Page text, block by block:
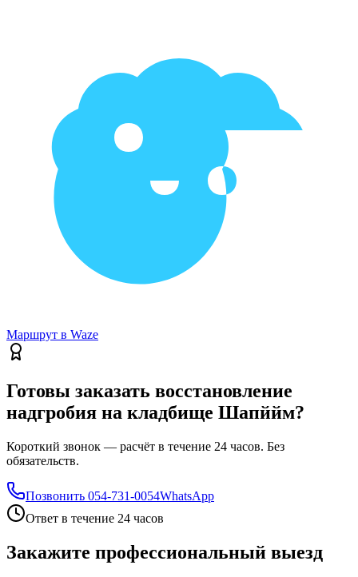
Маршрут в Waze
Готовы заказать восстановление
надгробия на кладбище Шапййм?
Короткий звонок — расчёт в течение 24 часов. Без
обязательств.
Позвонить 054-731-0054WhatsApp
Ответ в течение 24 часов
Закажите профессиональный выезд